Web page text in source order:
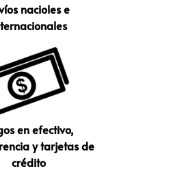
nacioles e
en efectivo,
y tarjetas de
crédito